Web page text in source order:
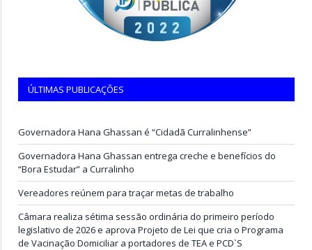
ÚLTIMAS PUBLICAÇÕES
Governadora Hana Ghassan é “Cidadã Curralinhense”
Governadora Hana Ghassan entrega creche e benefícios do
“Bora Estudar” a Curralinho
Vereadores reúnem para traçar metas de trabalho
Câmara realiza sétima sessão ordinária do primeiro período
legislativo de 2026 e aprova Projeto de Lei que cria o Programa
de Vacinação Domiciliar a portadores de TEA e PCD`S